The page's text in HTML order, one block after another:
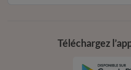
Téléchargez